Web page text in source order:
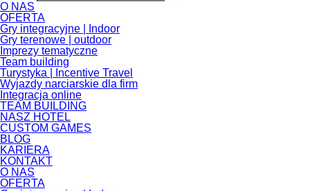
O NAS
OFERTA
Gry integracyjne | Indoor
Gry terenowe | outdoor
Imprezy tematyczne
Team building
Turystyka | Incentive Travel
Wyjazdy narciarskie dla firm
Integracja online
TEAM BUILDING
NASZ HOTEL
CUSTOM GAMES
BLOG
KARIERA
KONTAKT
O NAS
OFERTA